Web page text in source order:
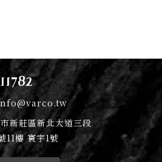
新莊區新北大道三段
11樓 寰宇1號